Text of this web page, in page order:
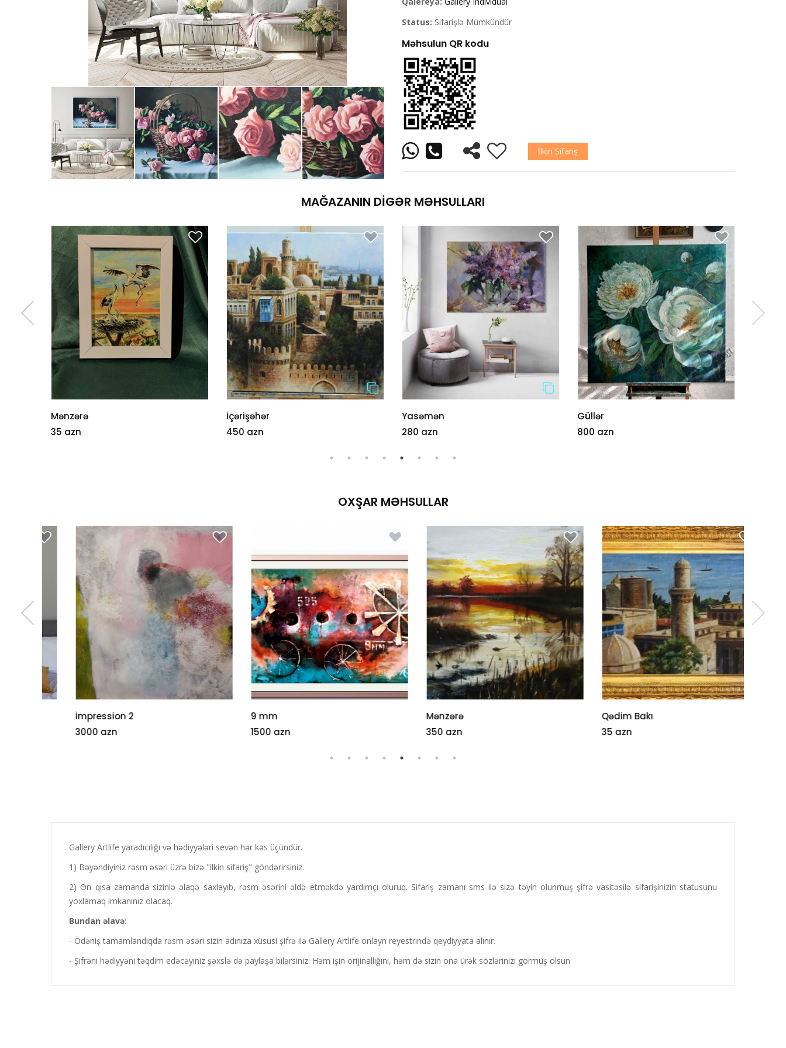
Status: Sifarişlə Mümkündür
Məhsulun QR kodu
İlkin Sifariş
MAĞAZANIN DIGƏR MƏHSULLARI
Mənzərə
35 azn
İçərişəhər
450 azn
Yasəmən
280 azn
Güllər
800 azn
OXŞAR MƏHSULLAR
İmpression 2
3000 azn
9 mm
1500 azn
Mənzərə
350 azn
Qədim Bakı
35 azn
Gallery Artlife yaradıcılığı və hədiyyələri sevən hər kəs üçündür.
1) Bəyəndiyiniz rəsm əsəri üzrə bizə "ilkin sifariş" göndərirsiniz.
2) Ən qısa zamanda sizinlə əlaqə saxlayıb, rəsm əsərini əldə etməkdə yardımçı oluruq. Sifariş zamanı sms ilə sizə təyin olunmuş şifrə vasitəsilə sifarişinizin statusunu
yoxlamaq imkanınız olacaq.
Bundan əlavə:
- Ödəniş tamamlandıqda rəsm əsəri sizin adınıza xüsusi şifrə ilə Gallery Artlife onlayn reyestrində qeydiyyata alınır.
- Şifrəni hədiyyəni təqdim edəcəyiniz şəxslə də paylaşa bilərsiniz. Həm işin orijinallığını, həm də sizin ona ürək sözlərinizi görmüş olsun